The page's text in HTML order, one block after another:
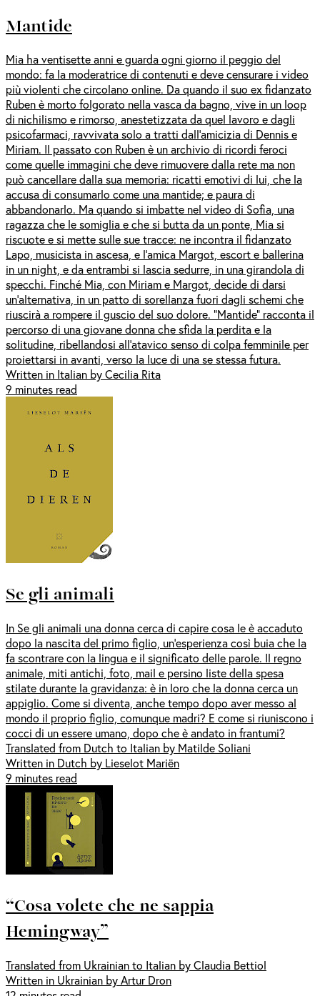
Mantide
Mia ha ventisette anni e guarda ogni giorno il peggio del
mondo: fa la moderatrice di contenuti e deve censurare i video
più violenti che circolano online. Da quando il suo ex fidanzato
Ruben è morto folgorato nella vasca da bagno, vive in un loop
di nichilismo e rimorso, anestetizzata da quel lavoro e dagli
psicofarmaci, ravvivata solo a tratti dall’amicizia di Dennis e
Miriam. Il passato con Ruben è un archivio di ricordi feroci
come quelle immagini che deve rimuovere dalla rete ma non
può cancellare dalla sua memoria: ricatti emotivi di lui, che la
accusa di consumarlo come una mantide; e paura di
abbandonarlo. Ma quando si imbatte nel video di Sofia, una
ragazza che le somiglia e che si butta da un ponte, Mia si
riscuote e si mette sulle sue tracce: ne incontra il fidanzato
Lapo, musicista in ascesa, e l’amica Margot, escort e ballerina
in un night, e da entrambi si lascia sedurre, in una girandola di
specchi. Finché Mia, con Miriam e Margot, decide di darsi
un’alternativa, in un patto di sorellanza fuori dagli schemi che
riuscirà a rompere il guscio del suo dolore. “Mantide” racconta il
percorso di una giovane donna che sfida la perdita e la
solitudine, ribellandosi all’atavico senso di colpa femminile per
proiettarsi in avanti, verso la luce di una se stessa futura.
Written in Italian by Cecilia Rita
9 minutes read
Se gli animali
In Se gli animali una donna cerca di capire cosa le è accaduto
dopo la nascita del primo figlio, un’esperienza così buia che la
fa scontrare con la lingua e il significato delle parole. Il regno
animale, miti antichi, foto, mail e persino liste della spesa
stilate durante la gravidanza: è in loro che la donna cerca un
appiglio. Come si diventa, anche tempo dopo aver messo al
mondo il proprio figlio, comunque madri? E come si riuniscono i
cocci di un essere umano, dopo che è andato in frantumi?
Translated from Dutch to Italian by Matilde Soliani
Written in Dutch by Lieselot Mariën
9 minutes read
“Cosa volete che ne sappia
Hemingway”
Translated from Ukrainian to Italian by Claudia Bettiol
Written in Ukrainian by Artur Dron